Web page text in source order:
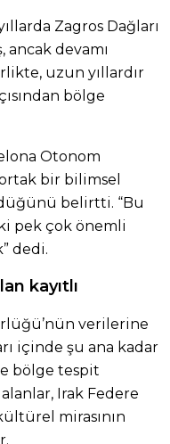
Zagros Dağları
ancak devamı
uzun yıllardır
bölge
Otonom
bir bilimsel
belirtti. “Bu
pek çok önemli
dedi.
kayıtlı
verilerine
içinde şu ana kadar
bölge tespit
Irak Federe
mirasının